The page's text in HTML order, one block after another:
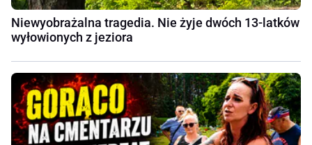
Niewyobrażalna tragedia. Nie żyje dwóch 13-latków
wyłowionych z jeziora